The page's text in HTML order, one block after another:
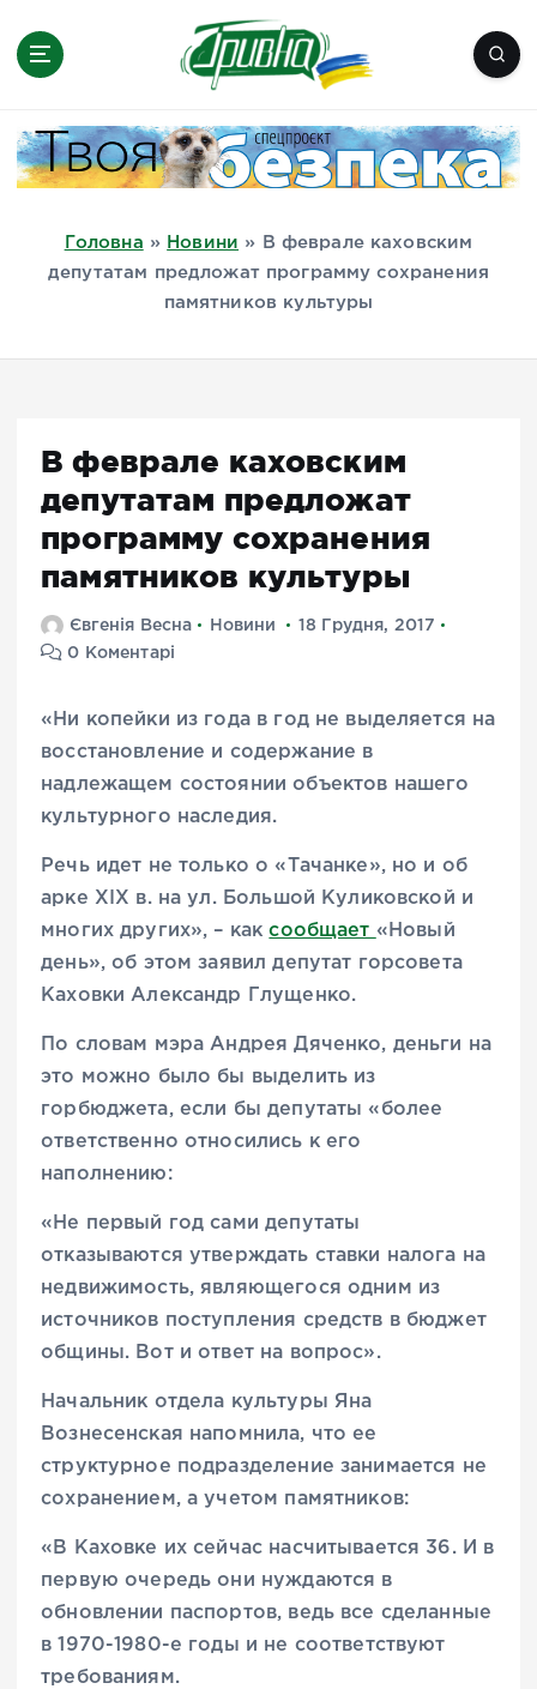
Миколаїв, Одеса, Мелітополь
Головна » Новини »
В феврале каховским
депутатам предложат программу сохранения
памятников культуры
В феврале каховским
депутатам предложат
программу сохранения
памятников культуры
Євгенія Весна Новини
18 Грудня, 2017
0 Коментарі
«Ни копейки из года в год не выделяется на
восстановление и содержание в
надлежащем состоянии объектов нашего
культурного наследия.
Речь идет не только о «Тачанке», но и об
арке XIX в. на ул. Большой Куликовской и
многих других», – каксообщает «Новый
день», об этом заявил депутат горсовета
Каховки Александр Глущенко.
По словам мэра Андрея Дяченко, деньги на
это можно было бы выделить из
горбюджета, если бы депутаты «более
ответственно относились к его
наполнению:
«Не первый год сами депутаты
отказываются утверждать ставки налога на
недвижимость, являющегося одним из
источников поступления средств в бюджет
общины. Вот и ответ на вопрос».
Начальник отдела культуры Яна
Вознесенская напомнила, что ее
структурное подразделение занимается не
сохранением, а учетом памятников:
«В Каховке их сейчас насчитывается 36. И в
первую очередь они нуждаются в
обновлении паспортов, ведь все сделанные
в 1970-1980-е годы и не соответствуют
требованиям.